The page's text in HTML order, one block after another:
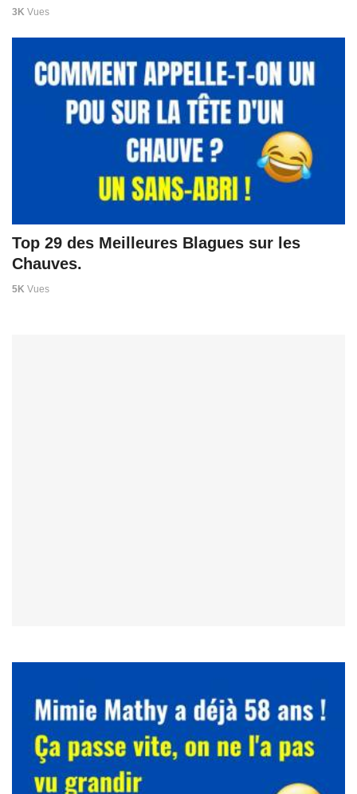
3K Vues
Top 29 des Meilleures Blagues sur les
Chauves.
5K Vues